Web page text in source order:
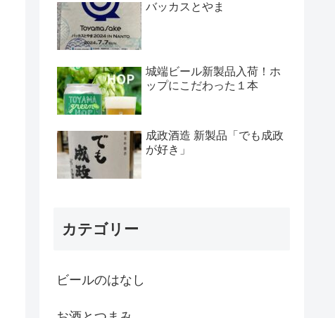
バッカスとやま
城端ビール新製品入荷！ホ
ップにこだわった１本
成政酒造 新製品「でも成政
が好き」
カテゴリー
ビールのはなし